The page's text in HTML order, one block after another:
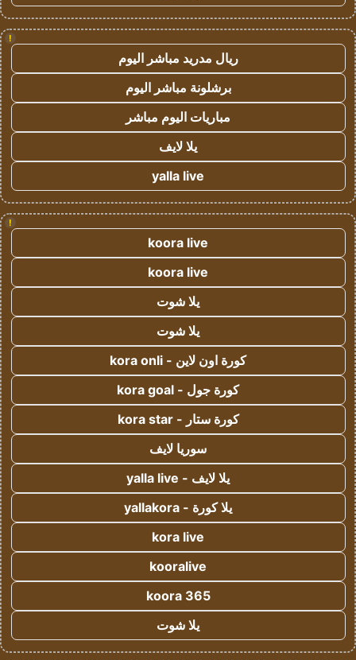
!
ريال مدريد مباشر اليوم
برشلونة مباشر اليوم
مباريات اليوم مباشر
يلا لايف
yalla live
!
koora live
koora live
يلا شوت
يلا شوت
كورة اون لاين - kora onli
كورة جول - kora goal
كورة ستار - kora star
سوريا لايف
يلا لايف - yalla live
يلا كورة - yallakora
kora live
kooralive
koora 365
يلا شوت